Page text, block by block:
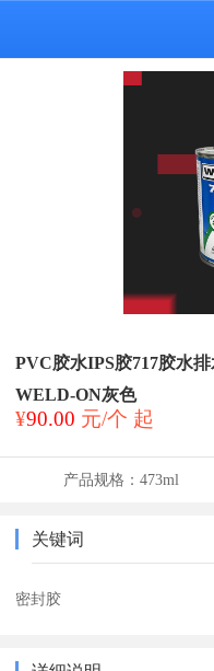
PVC胶水IPS胶717胶水
WELD-ON灰色
¥90.00 元/个 起
产品规格： 473ml
关键词
密封胶